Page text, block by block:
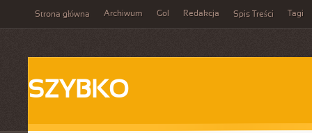
Strona główna Archiwum Gol Redakcja Spis Treści Tagi
SZYBKO